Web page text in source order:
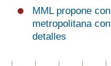
MML propone
metropolitana
detalles